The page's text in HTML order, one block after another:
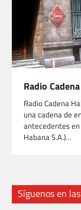
Radio
Radio Cadena
una cadena de
antecedentes
Habana S.A.)…
Síguenos en